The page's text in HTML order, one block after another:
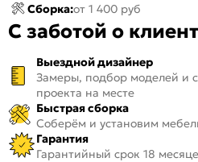
Сборка:от 1 400 руб
С заботой о
Выездной дизайнер
Замеры, подбор моделей и
проекта на месте
Быстрая сборка
Соберём и установим
Гарантия
Гарантийный срок 18